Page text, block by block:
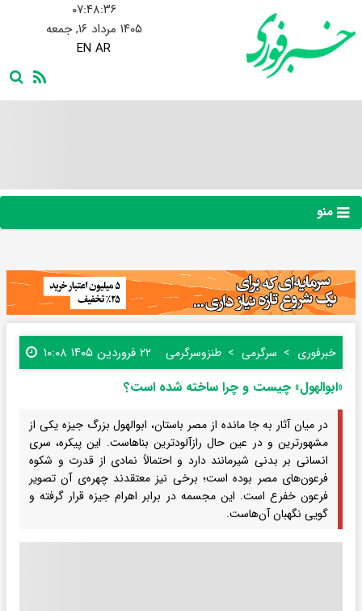
۰۷:۴۸:۳۷
۱۴۰۵ مرداد ۱۶, جمعه
EN AR
منو
خبرفوری سرگرمی طنز‌و‌سرگرمی ۲۲ فروردین ۱۴۰۵ ۱۰:۰۸
«ابوالهول» چیست و چرا ساخته شده است؟
در میان آثار به جا مانده از مصر باستان، ابوالهول بزرگ جیزه یکی از
مشهورترین و در عین حال رازآلودترین بناهاست. این پیکره، سری
انسانی بر بدنی شیرمانند دارد و احتمالاً نمادی از قدرت و شکوه
فرعون‌های مصر بوده است؛ برخی نیز معتقدند چهره‌ی آن تصویر
فرعون خفرع است. این مجسمه در برابر اهرام جیزه قرار گرفته و
گویی نگهبان آن‌هاست.